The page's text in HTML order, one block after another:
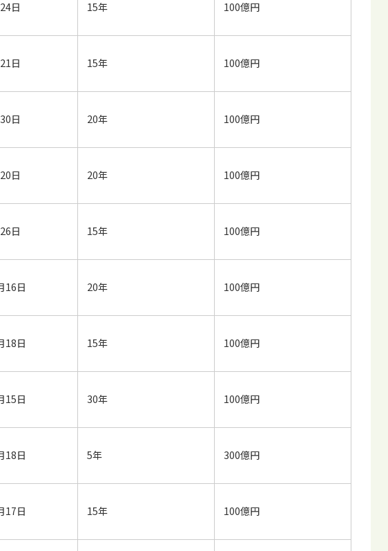
日 15年 100億円
日 15年 100億円
日 20年 100億円
日 20年 100億円
日 15年 100億円
16日 20年 100億円
18日 15年 100億円
15日 30年 100億円
18日 5年 300億円
17日 15年 100億円